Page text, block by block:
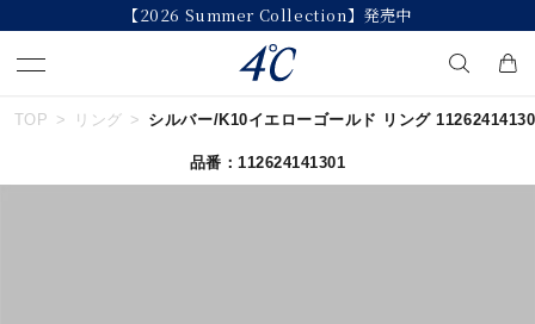
【2026 Summer Collection】発売中
キーワードで検索する
TOP リング シルバー/K10イエローゴールド リング
品番：112624141301